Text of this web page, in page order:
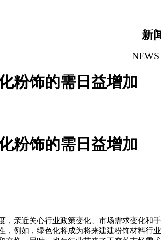
新
NEWS
粉饰的需日益增加
粉饰的需日益增加
近关心行业政策变化、市场需求变化和
，例如，绿色化将成为将来建建粉饰材料